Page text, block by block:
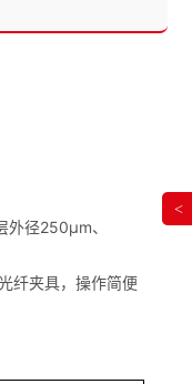
外径250μm、
纤夹具，操作简便
<